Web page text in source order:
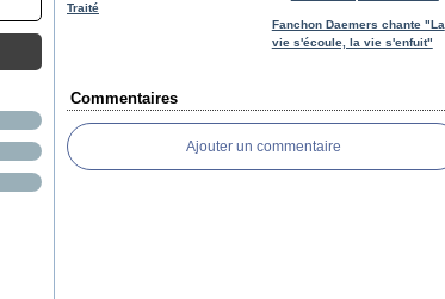
Traité
Fanchon Daemers chante "La
vie s'écoule, la vie s'enfuit"
Commentaires
Ajouter un commentaire